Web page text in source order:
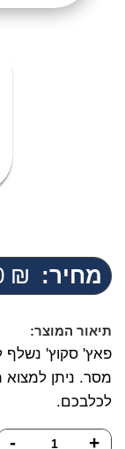
מחיר: ₪
תיאור המוצר:
פאץ' סקוץ' נשלף
מסר. ניתן למצוא
לכלבכם.
+
כמות
-